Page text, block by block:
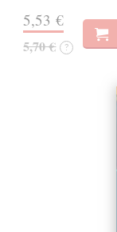
5,53 €
5,70 € ?